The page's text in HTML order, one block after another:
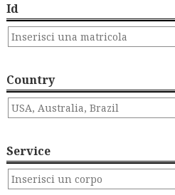
Id
Country
Service